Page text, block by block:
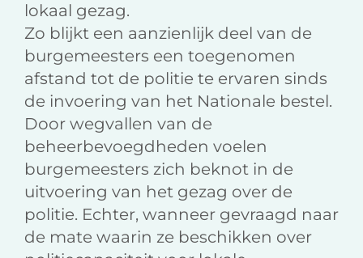
lokaal gezag.
Zo blijkt een aanzienlijk deel van de
burgemeesters een toegenomen
afstand tot de politie te ervaren sinds
de invoering van het Nationale bestel.
Door wegvallen van de
beheerbevoegdheden voelen
burgemeesters zich beknot in de
uitvoering van het gezag over de
politie. Echter, wanneer gevraagd naar
de mate waarin ze beschikken over